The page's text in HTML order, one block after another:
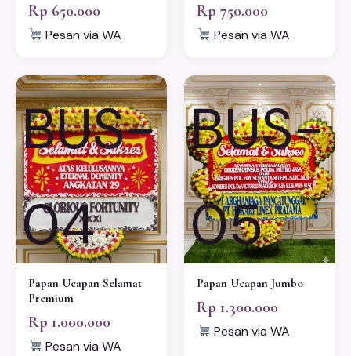
Rp 650.000
Pesan via WA
Rp 750.000
Pesan via WA
BUS-
04
Papan Ucapan Selamat
Premium
Rp 1.000.000
Pesan via WA
BUS-
05
Papan Ucapan Jumbo
Rp 1.300.000
Pesan via WA